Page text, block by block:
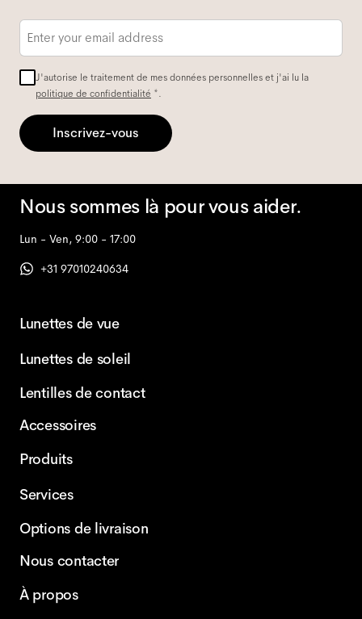
Adresse
J'autorise le traitement de mes données personnelles et j'ai lu la
politique de confidentialité *.
Inscrivez-vous
Nous sommes là pour vous aider.
Lun - Ven, 9:00 - 17:00
+31 97010240634
Lunettes de vue
Lunettes de soleil
Lentilles de contact
Accessoires
Produits
Services
Options de livraison
Nous contacter
À propos